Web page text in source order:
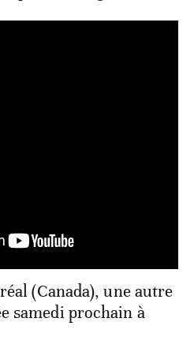
(Canada), une autre
samedi prochain à